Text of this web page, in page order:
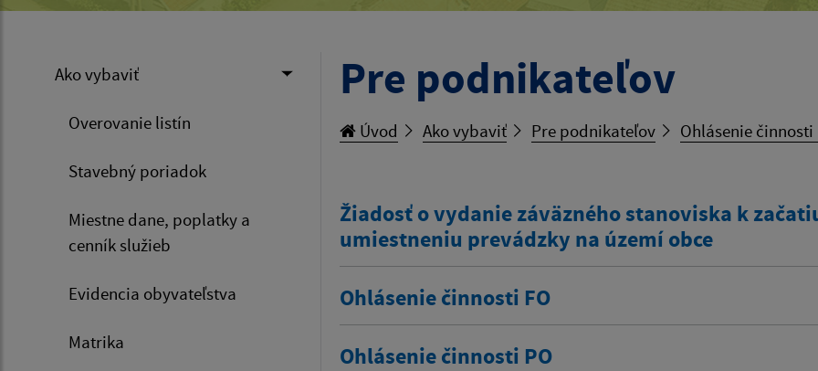
Ako vybaviť
Overovanie listín
Stavebný poriadok
Miestne dane, poplatky a
cenník služieb
Evidencia obyvateľstva
Matrika
Pre podnikateľov
Úvod Ako vybaviť Pre podnikateľov Ohlásenie činnosti
Žiadosť o vydanie záväzného stanoviska k
umiestneniu prevádzky na území obce
Ohlásenie činnosti FO
Ohlásenie činnosti PO